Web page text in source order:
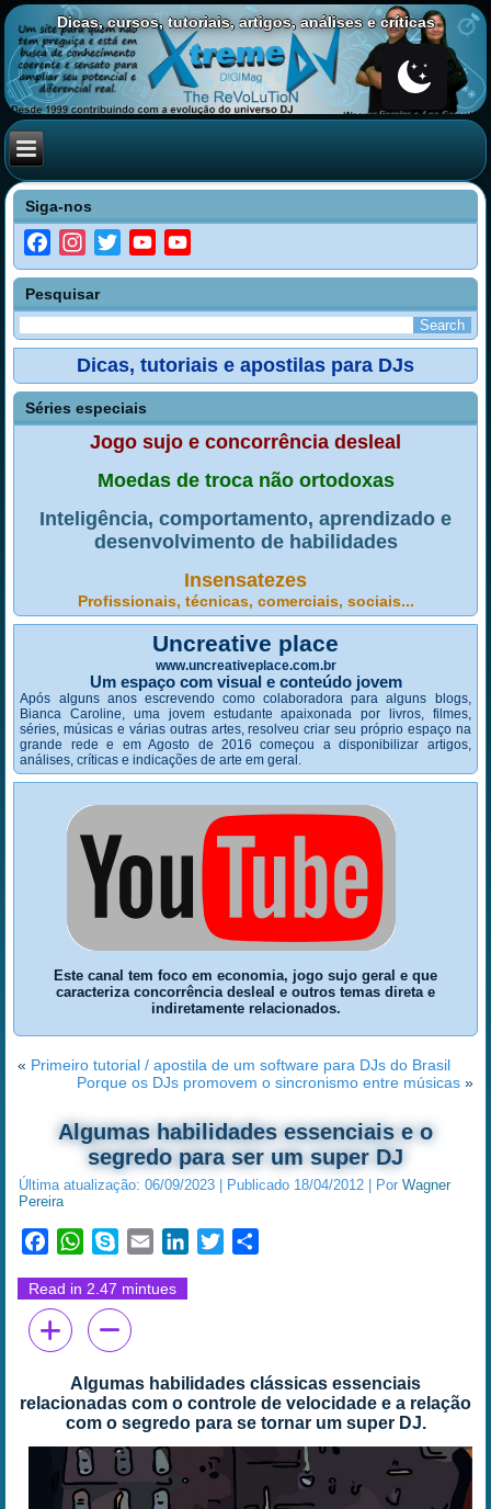
Dicas, cursos, tutoriais, artigos, análises e críticas
Siga-nos
FacebookInstagramTwitterYouTube
Channel
Pesquisar
Dicas, tutoriais e apostilas para DJs
Séries especiais
Jogo sujo e concorrência desleal
Moedas de troca não ortodoxas
Inteligência, comportamento, aprendizado e
desenvolvimento de habilidades
Insensatezes
Profissionais, técnicas, comerciais, sociais...
Uncreative place
www.uncreativeplace.com.br
Um espaço com visual e conteúdo jovem
Após alguns anos escrevendo como colaboradora para alguns blogs,
Bianca Caroline, uma jovem estudante apaixonada por livros, filmes,
séries, músicas e várias outras artes, resolveu criar seu próprio espaço na
grande rede e em Agosto de 2016 começou a disponibilizar artigos,
análises, críticas e indicações de arte em geral.
Este canal tem foco em economia, jogo sujo geral e que
caracteriza concorrência desleal e outros temas direta e
indiretamente relacionados.
« Primeiro tutorial / apostila de um software para DJs do Brasil
Porque os DJs promovem o sincronismo entre músicas»
Algumas habilidades essenciais e o
segredo para ser um super DJ
Última atualização: 06/09/2023 Publicado 18/04/2012 Por Wagner
Pereira
FacebookWhatsApp
Skype Email LinkedInTwitter
Read in 2.47 mintues
Algumas habilidades clássicas essenciais
relacionadas com o controle de velocidade e a relação
com o segredo para se tornar um super DJ.